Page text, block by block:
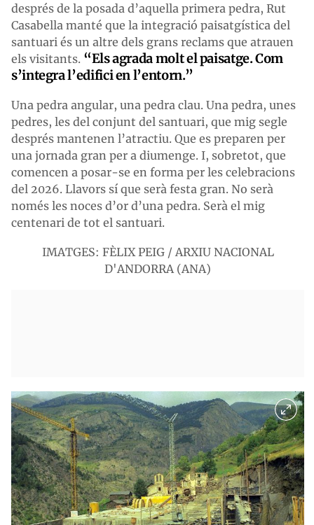
després de la posada d’aquella primera pedra, Rut
Casabella manté que la integració paisatgística del
santuari és un altre dels grans reclams que atrauen
els visitants. “Els agrada molt el paisatge. Com
s’integra l’edifici en l’entorn.”
Una pedra angular, una pedra clau. Una pedra, unes
pedres, les del conjunt del santuari, que mig segle
després mantenen l’atractiu. Que es preparen per
una jornada gran per a diumenge. I, sobretot, que
comencen a posar-se en forma per les celebracions
del 2026. Llavors sí que serà festa gran. No serà
només les noces d’or d’una pedra. Serà el mig
centenari de tot el santuari.
IMATGES: FÈLIX PEIG / ARXIU NACIONAL
D'ANDORRA (ANA)